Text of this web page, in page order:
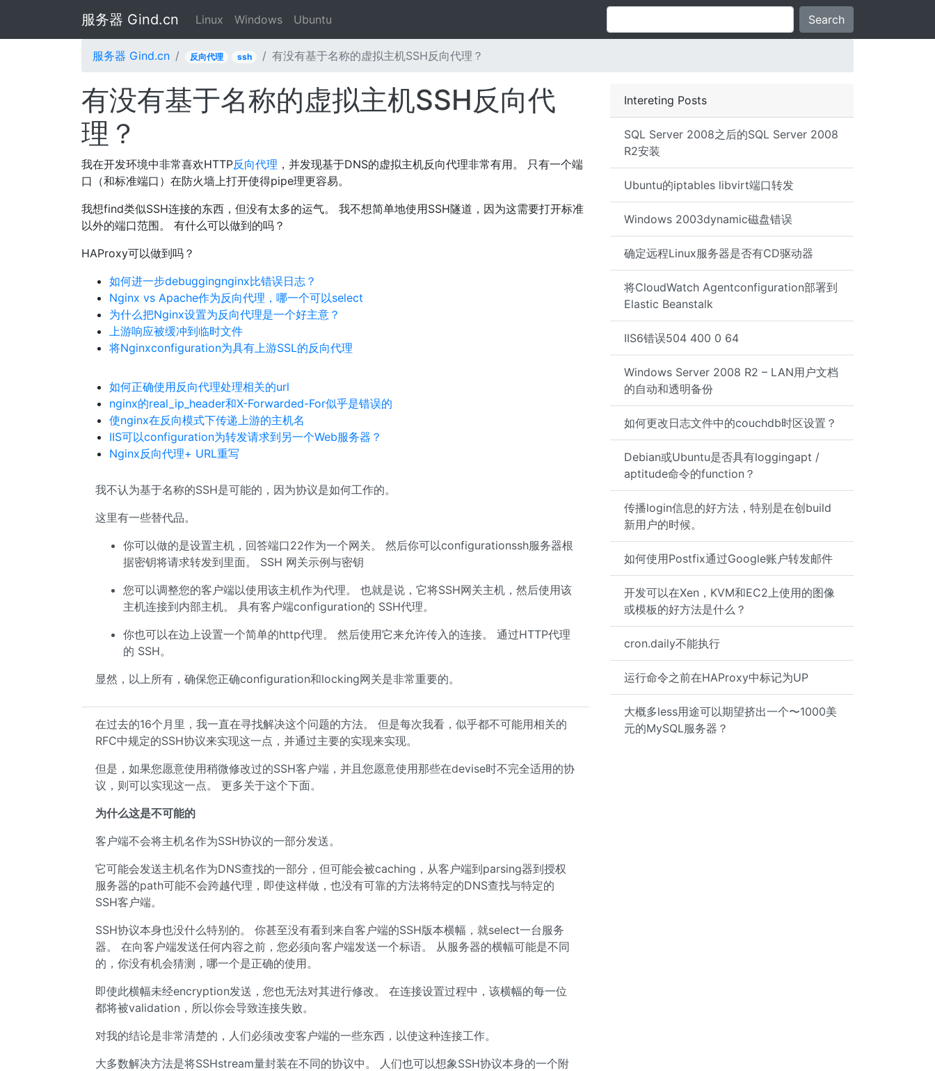
服务器 Gind.cn Linux Windows Ubuntu Search
服务器 Gind.cn 反向代理 ssh 有没有基于名称的虚拟主机SSH反向代理？
Intereting Posts
SQL Server 2008之后的SQL Server 2008
R2安装
Ubuntu的iptables libvirt端口转发
Windows 2003dynamic磁盘错误
确定远程Linux服务器是否有CD驱动器
将CloudWatch Agentconfiguration部署到
Elastic Beanstalk
IIS6错误504 400 0 64
Windows Server 2008 R2 – LAN用户文档
的自动和透明备份
如何更改日志文件中的couchdb时区设置？
Debian或Ubuntu是否具有loggingapt /
aptitude命令的function？
传播login信息的好方法，特别是在创build
新用户的时候。
如何使用Postfix通过Google账户转发邮件
开发可以在Xen，KVM和EC2上使用的图像
或模板的好方法是什么？
cron.daily不能执行
运行命令之前在HAProxy中标记为UP
大概多less用途可以期望挤出一个〜1000美
元的MySQL服务器？
有没有基于名称的虚拟主机SSH反向代
理？
我在开发环境中非常喜欢HTTP反向代理 ，并发现基于DNS的虚拟主机反向代理非常有用。 只有一个端
口（和标准端口）在防火墙上打开使得pipe理更容易。
我想find类似SSH连接的东西，但没有太多的运气。 我不想简单地使用SSH隧道，因为这需要打开标准
以外的端口范围。 有什么可以做到的吗？
HAProxy可以做到吗？
如何进一步debuggingnginx比错误日志？
Nginx vs Apache作为反向代理，哪一个可以select
为什么把Nginx设置为反向代理是一个好主意？
上游响应被缓冲到临时文件
将Nginxconfiguration为具有上游SSL的反向代理
如何正确使用反向代理处理相关的url
nginx的real_ip_header和X-Forwarded-For似乎是错误的
使nginx在反向模式下传递上游的主机名
IIS可以configuration为转发请求到另一个Web服务器？
Nginx反向代理+ URL重写
我不认为基于名称的SSH是可能的，因为协议是如何工作的。
这里有一些替代品。
你可以做的是设置主机，回答端口22作为一个网关。 然后你可以configurationssh服务器根
据密钥将请求转发到里面。 SSH 网关示例与密钥
您可以调整您的客户端以使用该主机作为代理。 也就是说，它将SSH网关主机，然后使用该
主机连接到内部主机。 具有客户端configuration的 SSH代理。
你也可以在边上设置一个简单的http代理。 然后使用它来允许传入的连接。 通过HTTP代理
的 SSH。
显然，以上所有，确保您正确configuration和locking网关是非常重要的。
在过去的16个月里，我一直在寻找解决这个问题的方法。 但是每次我看，似乎都不可能用相关的
RFC中规定的SSH协议来实现这一点，并通过主要的实现来实现。
但是，如果您愿意使用稍微修改过的SSH客户端，并且您愿意使用那些在devise时不完全适用的协
议，则可以实现这一点。 更多关于这个下面。
为什么这是不可能的
客户端不会将主机名作为SSH协议的一部分发送。
它可能会发送主机名作为DNS查找的一部分，但可能会被caching，从客户端到parsing器到授权
服务器的path可能不会跨越代理，即使这样做，也没有可靠的方法将特定的DNS查找与特定的
SSH客户端。
SSH协议本身也没什么特别的。 你甚至没有看到来自客户端的SSH版本横幅，就select一台服务
器。 在向客户端发送任何内容之前，您必须向客户端发送一个标语。 从服务器的横幅可能是不同
的，你没有机会猜测，哪一个是正确的使用。
即使此横幅未经encryption发送，您也无法对其进行修改。 在连接设置过程中，该横幅的每一位
都将被validation，所以你会导致连接失败。
对我的结论是非常清楚的，人们必须改变客户端的一些东西，以使这种连接工作。
大多数解决方法是将SSHstream量封装在不同的协议中。 人们也可以想象SSH协议本身的一个附